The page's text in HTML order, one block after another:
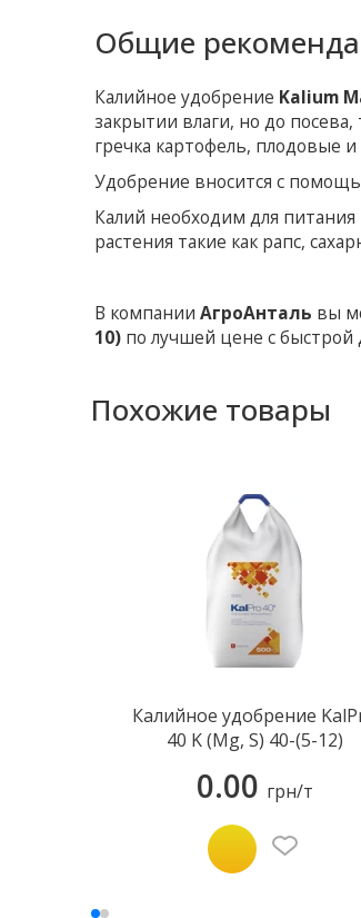
Общие
Калийное удобрение Kalium
закрытии влаги, но до
гречка картофель, плодовые
Удобрение вносится с
Калий необходим для питания
растения такие как рапс,
В компанииАгроАнталь вы
10) по лучшей цене с быстрой
Похожие товары
Калийное удобрение
40 K (Mg, S) 40-(5-12)
0.00 грн/т